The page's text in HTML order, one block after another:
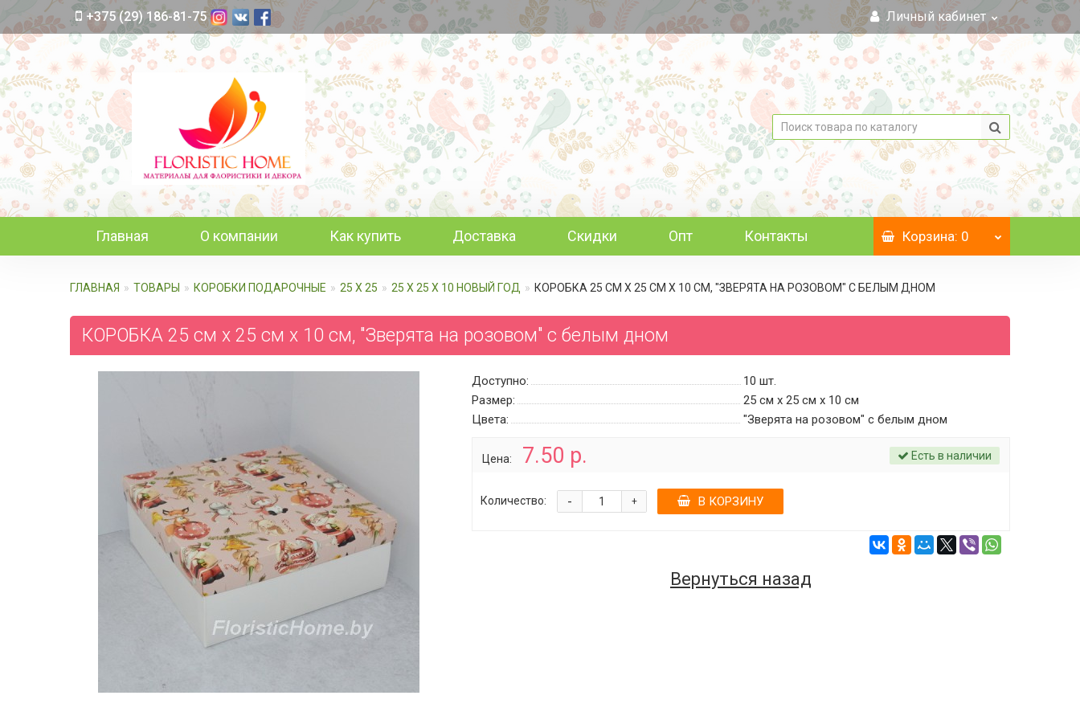
+375 (29) 186-81-75 Личный кабинет
Главная О компании Как купить Доставка Скидки Опт Контакты Корзина: 0
ГЛАВНАЯ ТОВАРЫ КОРОБКИ ПОДАРОЧНЫЕ 25 Х 25 25 Х 25 Х 10 НОВЫЙ ГОД КОРОБКА 25 СМ Х 25 СМ Х 10 СМ, "ЗВЕРЯТА НА РОЗОВОМ" C БЕЛЫМ ДНОМ
КОРОБКА 25 см х 25 см х 10 см, "Зверята на розовом" c белым дном
Доступно: 10 шт.
Размер:
25 см х 25 см х 10 см
Цвета:
"Зверята на розовом" c белым дном
Цена: 7.50 р. Есть в наличии
Количество: +
- В КОРЗИНУ
Вернуться назад